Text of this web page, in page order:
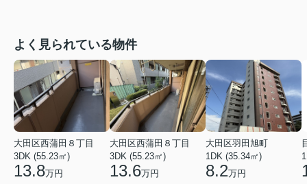
よく見られている物件
大田区西蒲田８丁目
3DK (55.23㎡)
13.8万円
大田区西蒲田８丁目
3DK (55.23㎡)
13.6万円
大田区羽田旭町
1DK (35.34㎡)
8.2万円